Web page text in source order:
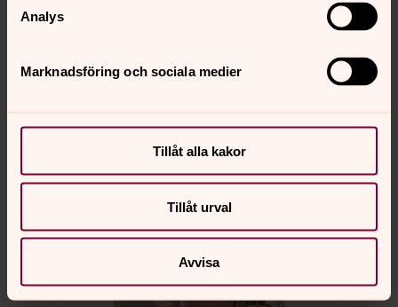
Analys
Marknadsföring och sociala medier
Tillåt alla kakor
Tillåt urval
Avvisa
Amanda Rehnström
Direkt:046-708049